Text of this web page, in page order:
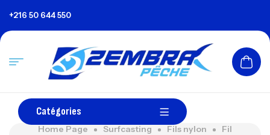
+216 50 644 550
Catégories
Home Page Surfcasting Fils nylon
Fil